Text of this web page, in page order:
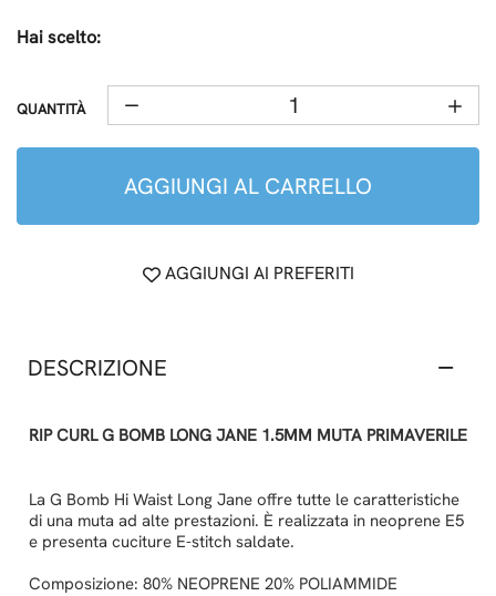
Hai scelto:
QUANTITÀ
AGGIUNGI AL CARRELLO
AGGIUNGI AI PREFERITI
DESCRIZIONE
RIP CURL G BOMB LONG JANE 1.5MM MUTA PRIMAVERILE
La G Bomb Hi Waist Long Jane offre tutte le caratteristiche
di una muta ad alte prestazioni. È realizzata in neoprene E5
e presenta cuciture E-stitch saldate.
Composizione: 80% NEOPRENE 20% POLIAMMIDE